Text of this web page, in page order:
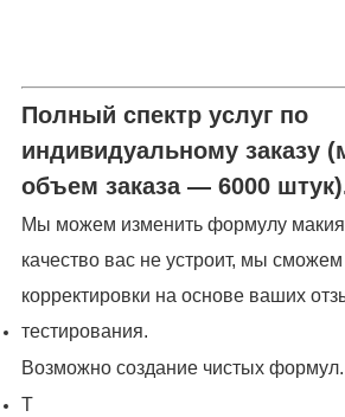
Полный спектр услуг по
индивидуальному заказу
объем заказа — 6000
Мы можем изменить формулу
качество вас не устроит, мы сможем
корректировки на основе ваших
тестирования.
Возможно создание чистых формул.
Т